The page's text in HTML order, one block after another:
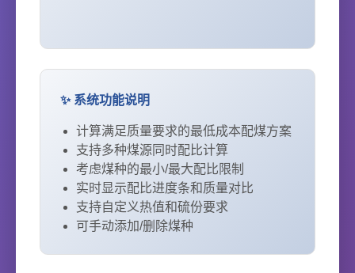
✨ 系统功能说明
计算满足质量要求的最低成本配煤方案
支持多种煤源同时配比计算
考虑煤种的最小/最大配比限制
实时显示配比进度条和质量对比
支持自定义热值和硫份要求
可手动添加/删除煤种